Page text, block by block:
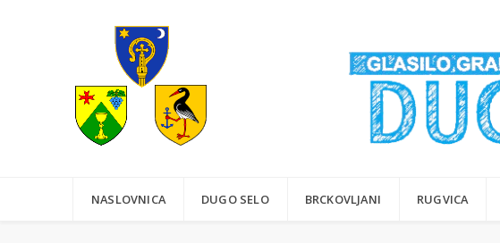
NASLOVNICA DUGO SELO BRCKOVLJANI RUGVICA